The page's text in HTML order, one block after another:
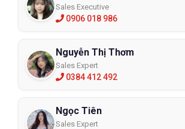
Sales Executive
0906 018 986
Nguyễn Thị Thơm
Sales Expert
0384 412 492
Ngọc Tiên
Sales Expert